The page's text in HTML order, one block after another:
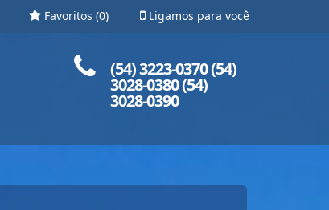
Ligamos para você
Favoritos (0)
(54) 3223-0370 (54)
3028-0380 (54)
3028-0390